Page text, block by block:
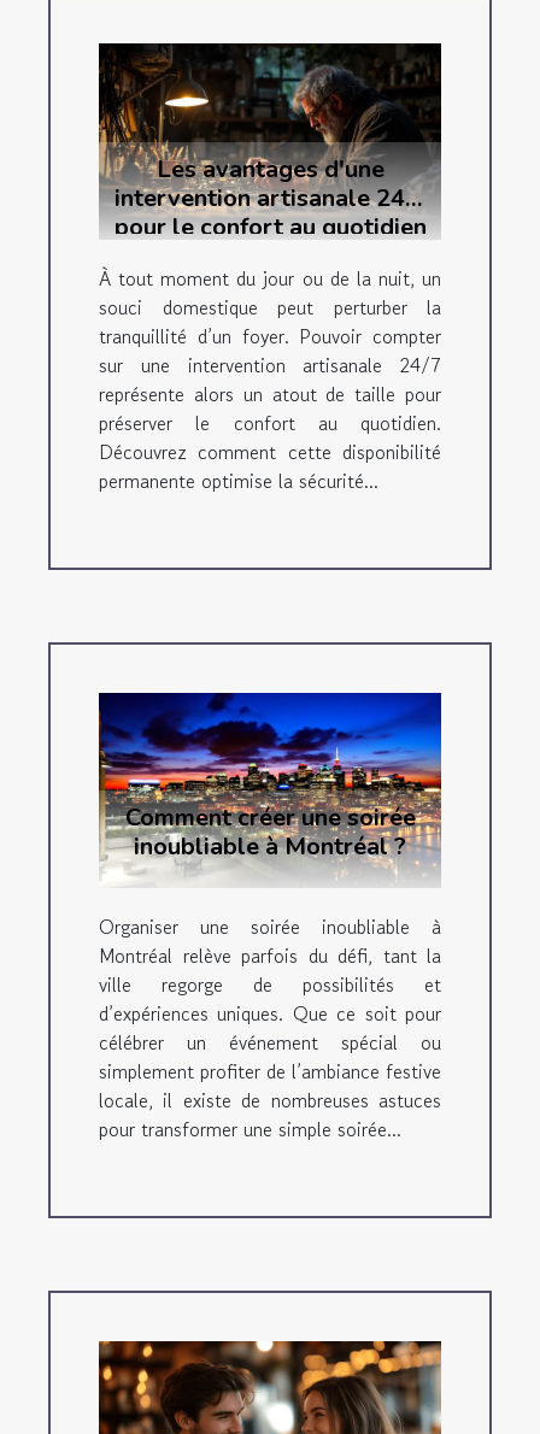
Les avantages d'une
intervention artisanale 24/7
pour le confort au quotidien
À tout moment du jour ou de la nuit, un
souci domestique peut perturber la
tranquillité d’un foyer. Pouvoir compter
sur une intervention artisanale 24/7
représente alors un atout de taille pour
préserver le confort au quotidien.
Découvrez comment cette disponibilité
permanente optimise la sécurité...
Comment créer une soirée
inoubliable à Montréal ?
Organiser une soirée inoubliable à
Montréal relève parfois du défi, tant la
ville regorge de possibilités et
d’expériences uniques. Que ce soit pour
célébrer un événement spécial ou
simplement profiter de l’ambiance festive
locale, il existe de nombreuses astuces
pour transformer une simple soirée...